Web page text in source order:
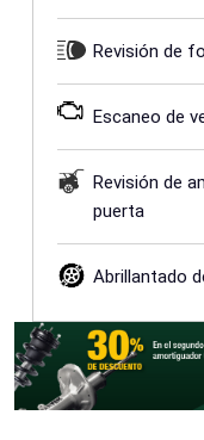
Revisión de
Escaneo de
Revisión de
puerta
Abrillantado